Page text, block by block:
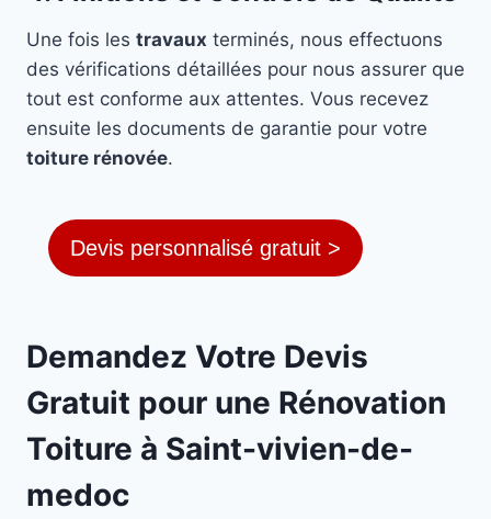
Une fois les travaux terminés, nous effectuons
des vérifications détaillées pour nous assurer que
tout est conforme aux attentes. Vous recevez
ensuite les documents de garantie pour votre
toiture rénovée.
Devis personnalisé gratuit >
Demandez Votre Devis
Gratuit pour une Rénovation
Toiture à Saint-vivien-de-
medoc